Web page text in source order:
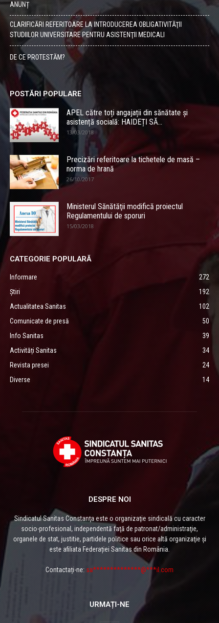
ANUNȚ
CLARIFICĂRI REFERITOARE LA INTRODUCEREA OBLIGATIVITĂŢII
STUDIILOR UNIVERSITARE PENTRU ASISTENŢII MEDICALI
DE CE PROTESTĂM?
POSTĂRI POPULARE
APEL către toți angajații din sănătate și
asistență socială: HAIDEȚI SĂ...
13/03/2018
Precizări referitoare la tichetele de masă –
norma de hrană
26/10/2017
Ministerul Sănătăţii modifică proiectul
Regulamentului de sporuri
15/03/2018
CATEGORIE POPULARĂ
Informare
272
Știri
192
Actualitatea Sanitas
102
Comunicate de presă
50
Info Sanitas
39
Activități Sanitas
34
Revista presei
24
Diverse
14
DESPRE NOI
Sindicatul Sanitas Constanţa este o organizaţie sindicală cu caracter
socio-profesional, independentă faţă de patronat/administraţie,
organele de stat, justitie, partidele politice sau orice altă organizaţie și
este afiliata Federației Sanitas din România.
Contactați-ne: sa**************@***il.com
URMAȚI-NE